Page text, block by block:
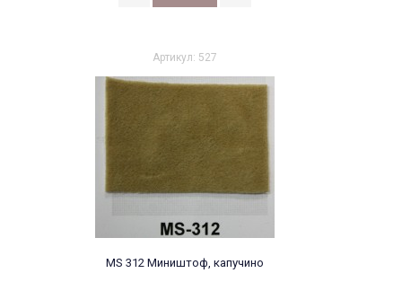
Артикул: 527
MS 312 Миништоф, капучино